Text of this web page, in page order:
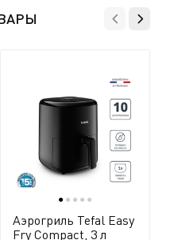
● ● ● ● ●
Аэрогриль Tefal Easy
Fry Compact, 3 л